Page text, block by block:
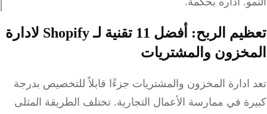
تعظيم الربح: أفضل 11 تقنية لـ Shopify لادارة
والمشتريات
ادارة المخزون والمشتريات جزءًا قابلاً للتخصيص بدرجة
في ممارسة الأعمال التجارية. تختلف الطريقة المثلى